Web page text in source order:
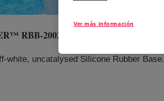
RBB-2002-70 Base
white, uncatalysed Silicone Rubber Base.
Ver más información